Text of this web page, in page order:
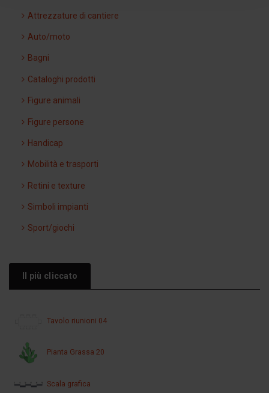
Attrezzature di cantiere
Auto/moto
Bagni
Cataloghi prodotti
Figure animali
Figure persone
Handicap
Mobilità e trasporti
Retini e texture
Simboli impianti
Sport/giochi
Il più cliccato
Tavolo riunioni 04
Pianta Grassa 20
Scala grafica